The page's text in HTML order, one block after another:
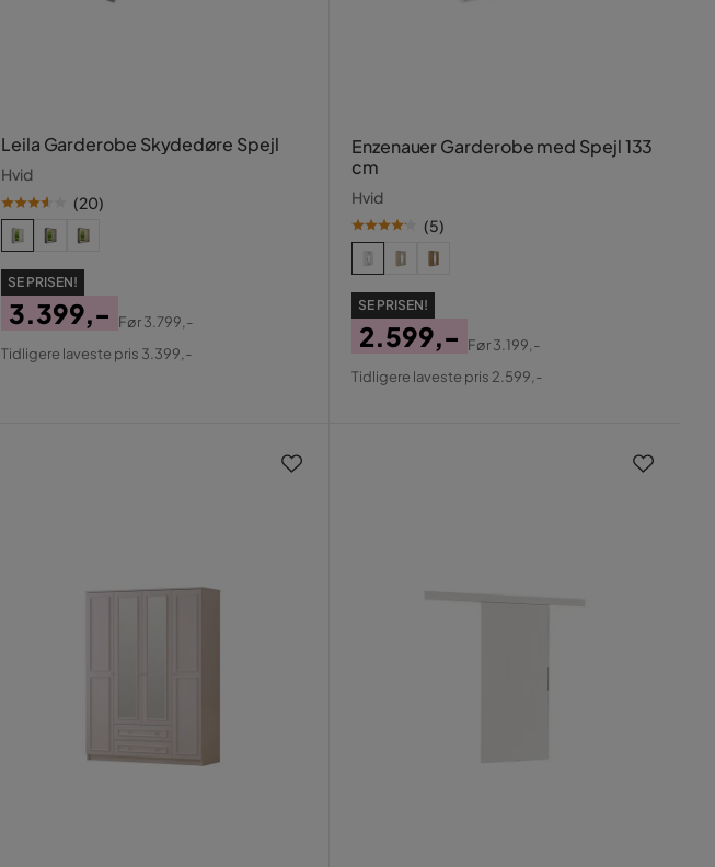
Leila Garderobe Skydedøre Spejl
Hvid
(20)
SE PRISEN!
Pris
3.399,-
Original
Før3.799,-
Tidligere laveste pris 3.399,-
Enzenauer Garderobe med Spejl 133
cm
Hvid
(5)
SE PRISEN!
Pris
2.599,-
Original
Før3.199,-
Tidligere laveste pris 2.599,-